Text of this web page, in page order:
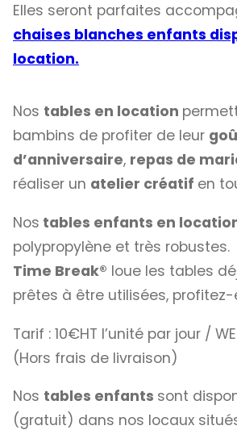
Elles seront parfaites
chaises blanches enfants
location.
Nos tables en location
bambins de profiter de leur
d’anniversaire, repas de
réaliser un atelier créatif en
Nos tables enfants en
polypropylène et très robustes.
Time Break® loue les tables
prêtes à être utilisées, profitez-
Tarif : 10€HT l’unité par jour / WE
(Hors frais de livraison)
Nos tables enfants sont
(gratuit) dans nos locaux